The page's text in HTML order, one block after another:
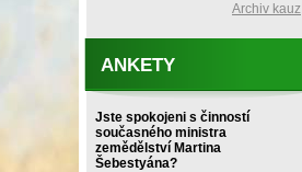
Archiv kauz
ANKETY
Jste spokojeni s činností
současného ministra
zemědělství Martina
Šebestyána?